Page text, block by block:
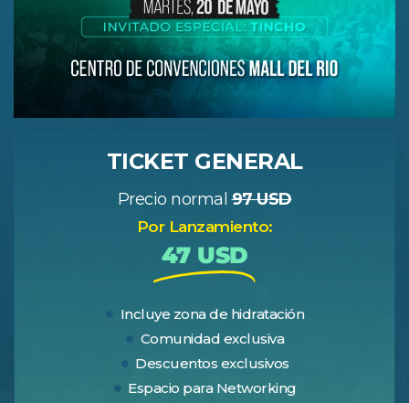
TICKET GENERAL
Precio normal97 USD
Por Lanzamiento:
47 USD
Incluye zona de hidratación
Comunidad exclusiva
Descuentos exclusivos
Espacio para Networking